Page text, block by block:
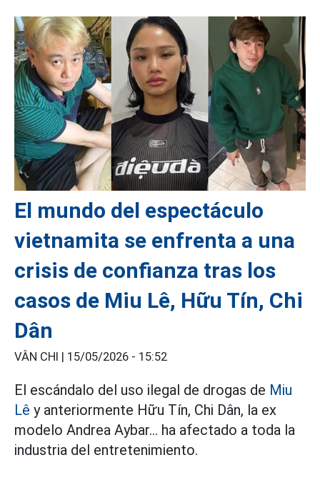
El mundo del espectáculo
vietnamita se enfrenta a una
crisis de confianza tras los
casos de Miu Lê, Hữu Tín, Chi
Dân
VÂN CHI | 15/05/2026 - 15:52
El escándalo del uso ilegal de drogas de Miu
Lê y anteriormente Hữu Tín, Chi Dân, la ex
modelo Andrea Aybar... ha afectado a toda la
industria del entretenimiento.